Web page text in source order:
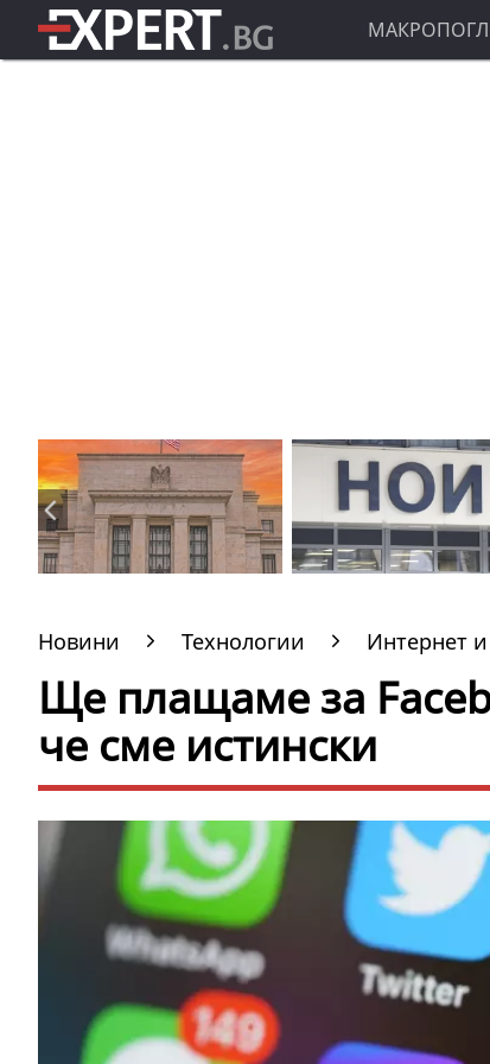
Новини Технологии Интернет
Ще плащаме за
че сме истински